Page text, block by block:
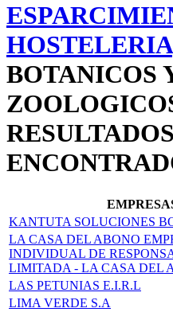
HOSTELERIA
BOTANICOS
RESULTADOS
KANTUTA SOLUCIONES
LA CASA DEL ABONO
INDIVIDUAL DE
LIMITADA - LA CASA DEL
LAS PETUNIAS E.I.R.L
LIMA VERDE S.A